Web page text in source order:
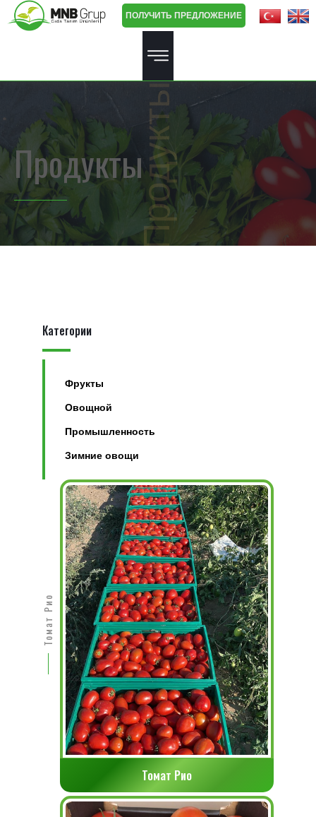
ПОЛУЧИТЬ ПРЕДЛОЖЕНИЕ
Продукты
Продукты
Категории
Фрукты
Овощной
Промышленность
Зимние овощи
Томат Рио
Томат Рио